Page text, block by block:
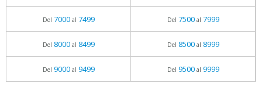
Del 7000al 7499 Del 7500al 7999
Del 8000al 8499 Del 8500al 8999
Del 9000al 9499 Del 9500al 9999